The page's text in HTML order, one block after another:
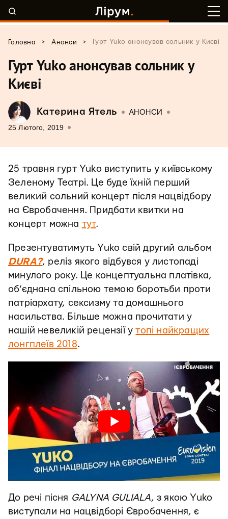
Головна > Анонси > Гурт Yuko анонсував сольник у Києві
Гурт Yuko анонсував сольник у
Києві
Катерина Ятель АНОНСИ
25 Лютого, 2019
25 травня гурт Yuko виступить у київському
Зеленому Театрі. Це буде їхній перший
великий сольний концерт після нацвідбору
на Євробачення. Придбати квитки на
концерт можна тут.
Презентуватимуть Yuko свій другий альбом
DURA?, реліз якого відбувся у листопаді
минулого року. Це концептуальна платівка,
об’єднана спільною темою боротьби проти
патріархату, сексизму та домашнього
насильства. Більше можна прочитати у
нашій невеликій рецензії утопі найкращих
лонгплеїв 2018.
До речі пісня GALYNA GULIALA, з якою Yuko
виступали на нацвідборі Євробачення, є